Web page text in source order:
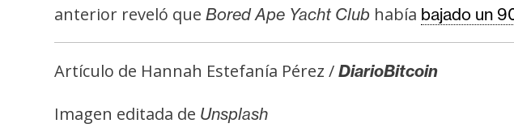
anterior reveló que Bored Ape Yacht Club había bajado un
Artículo de Hannah Estefanía Pérez / DiarioBitcoin
Imagen editada de Unsplash